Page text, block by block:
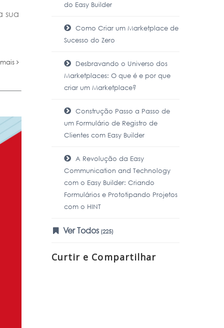
sua
do Easy Builder
Como Criar um Marketplace de
Sucesso do Zero
Desbravando o Universo dos
Marketplaces: O que é e por que
criar um Marketplace?
Construção Passo a Passo de
um Formulário de Registro de
Clientes com Easy Builder
A Revolução da Easy
Communication and Technology
com o Easy Builder: Criando
Formulários e Prototipando Projetos
com o HINT
Ver Todos(225)
Curtir e Compartilhar